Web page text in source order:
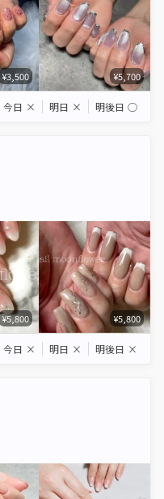
¥3,500 ¥5,700
今日 × 明日 × 明後日 ◯
¥5,800 ¥5,800
今日 × 明日 × 明後日 ×